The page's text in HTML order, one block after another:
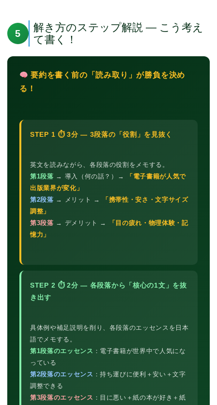
5
解き方のステップ解説 — こう考え
て書く！
要約を書く前の「読み取り」が勝負を決め
る！
STEP 1 ⏱ 3分 — 3段落の「役割」を見抜く
英文を読みながら、各段落の役割をメモする。
第1段落 → 導入（何の話？）→
「電子書籍が人気で
出版業界が変化」
第2段落 → メリット →
「携帯性・安さ・文字サイズ
調整」
第3段落 → デメリット →
「目の疲れ・物理体験・記
憶力」
STEP 2 ⏱ 2分 — 各段落から「核心の1文」を抜
き出す
具体例や補足説明を削り、各段落のエッセンスを日本
語でメモする。
第1段落のエッセンス ：電子書籍が世界中で人気にな
っている
第2段落のエッセンス ：持ち運びに便利＋安い＋文字
調整できる
第3段落のエッセンス ：目に悪い＋紙の本が好き＋紙